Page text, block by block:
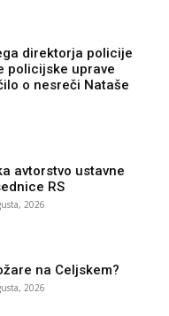
direktorja policije
policijske uprave
o nesreči Nataše
avtorstvo ustavne
RS
2026
na Celjskem?
2026